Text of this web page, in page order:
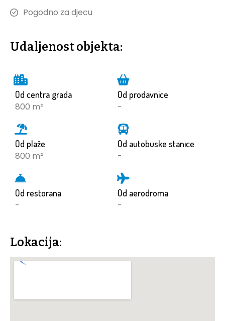
Pogodno za djecu
Udaljenost objekta:
Od centra grada
800 m²
Od plaže
800 m²
Od restorana
-
Od prodavnice
-
Od autobuske stanice
-
Od aerodroma
-
Lokacija: